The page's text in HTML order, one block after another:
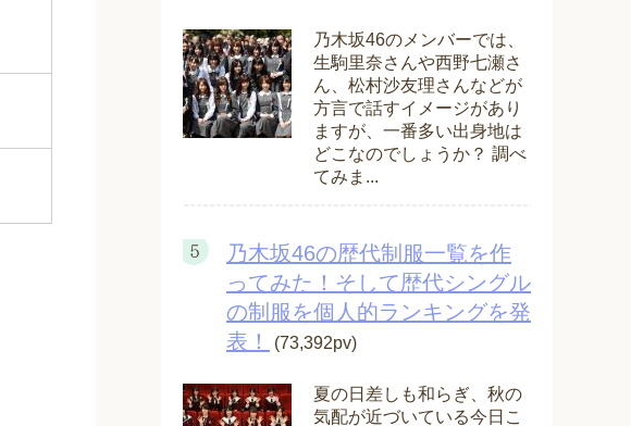
乃木坂46のメンバーでは、
生駒里奈さんや西野七瀬さ
ん、松村沙友理さんなどが
方言で話すイメージがあり
ますが、一番多い出身地は
どこなのでしょうか？ 調べ
てみま...
乃木坂46の歴代制服一覧を作
ってみた！そして歴代シングル
の制服を個人的ランキングを発
表！
(73,392pv)
夏の日差しも和らぎ、秋の
気配が近づいている今日こ